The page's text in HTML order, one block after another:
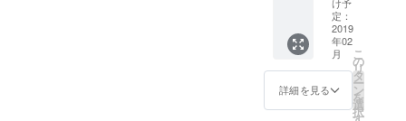
ン)、8
号(アク
アマリ
ン) これ
らから
お好き
身のみ
で4点
セット
です。
自分で
カスタ
マイズ
する方
定：
2019
年02
月
詳細を見る
こ
の
リ
タ
ー
ン
を
選
択